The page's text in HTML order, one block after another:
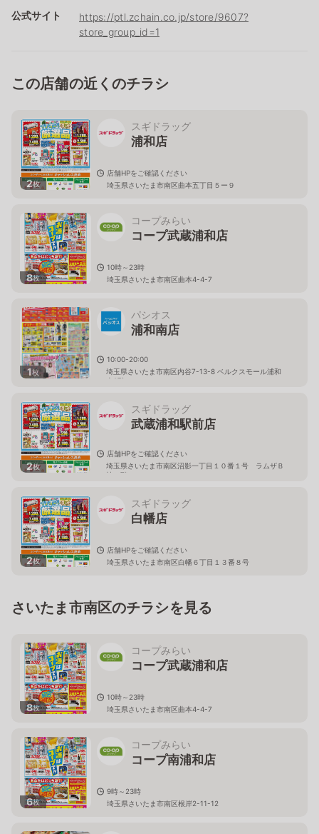
公式サイト
https://ptl.zchain.co.jp/store/9607?
store_group_id=1
この店舗の近くのチラシ
2枚
スギドラッグ
浦和店
店舗HPをご確認ください
埼玉県さいたま市南区曲本五丁目５ー９
8枚
コープみらい
コープ武蔵浦和店
10時～23時
埼玉県さいたま市南区曲本4-4-7
1枚
パシオス
浦和南店
10:00-20:00
埼玉県さいたま市南区内谷7-13-8 ベルクスモール浦和
南2階
2枚
スギドラッグ
武蔵浦和駅前店
店舗HPをご確認ください
埼玉県さいたま市南区沼影一丁目１０番１号 ラムザＢ
棟１階
2枚
スギドラッグ
白幡店
店舗HPをご確認ください
埼玉県さいたま市南区白幡６丁目１３番８号
さいたま市南区のチラシを見る
8枚
コープみらい
コープ武蔵浦和店
10時～23時
埼玉県さいたま市南区曲本4-4-7
6枚
コープみらい
コープ南浦和店
9時～23時
埼玉県さいたま市南区根岸2-11-12